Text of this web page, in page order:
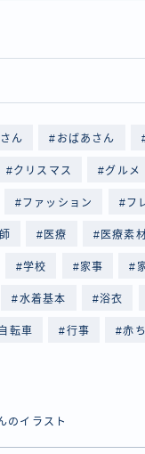
ん おばあさん
クリスマス グルメ
ファッション フ
医療 医療素
学校 家事
水着基本 浴衣
自転車 行事 赤
のイラスト